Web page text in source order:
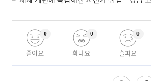
좋아요
0
화나요
0
슬퍼요
0